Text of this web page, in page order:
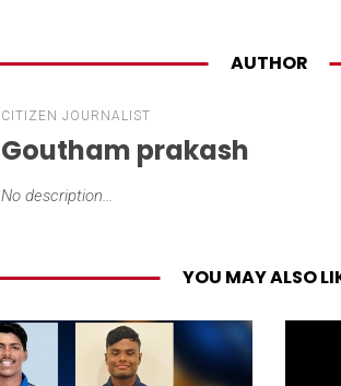
AUTHOR
CITIZEN JOURNALIST
Goutham prakash
No description...
YOU MAY ALSO